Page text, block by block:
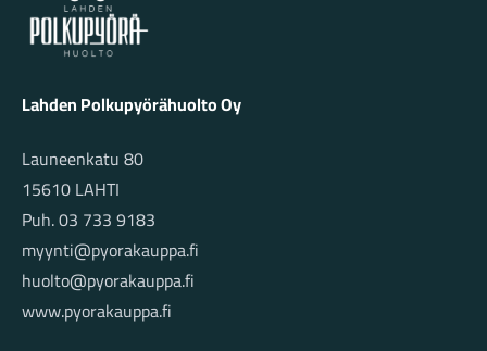
Lahden Polkupyörähuolto Oy
Launeenkatu 80
15610 LAHTI
Puh. 03 733 9183
myynti@pyorakauppa.fi
huolto@pyorakauppa.fi
www.pyorakauppa.fi